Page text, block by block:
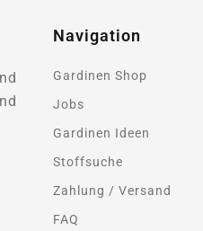
Navigation
Gardinen Shop
Jobs
Gardinen Ideen
Stoffsuche
Zahlung / Versand
FAQ